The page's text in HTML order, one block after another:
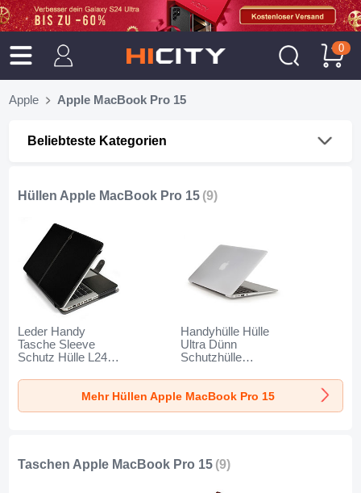
0
Apple Apple MacBook Pro 15
Beliebteste Kategorien
Hüllen Apple MacBook Pro 15 (9)
Leder Handy
Tasche Sleeve
Schutz Hülle L24
Pro 15 zoll
Handyhülle Hülle
Ultra Dünn
Schutzhülle
Transparent Matt
für Apple MacBook
Pro 15 zoll Weiß
Mehr Hüllen Apple MacBook Pro 15
Taschen Apple MacBook Pro 15 (9)